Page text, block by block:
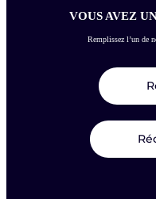
VOUS AVEZ
Remplissez l’un de